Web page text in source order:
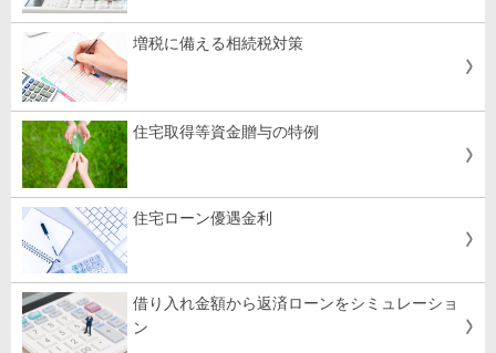
増税に備える相続税対策
住宅取得等資金贈与の特例
住宅ローン優遇金利
借り入れ金額から返済ローンをシミュレーショ
ン